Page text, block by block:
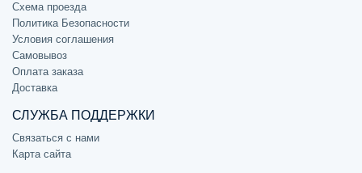
Схема проезда
Политика Безопасности
Условия соглашения
Самовывоз
Оплата заказа
Доставка
СЛУЖБА ПОДДЕРЖКИ
Связаться с нами
Карта сайта